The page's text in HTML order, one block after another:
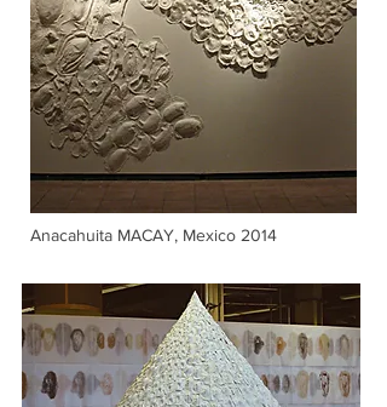
Anacahuita MACAY, Mexico 2014